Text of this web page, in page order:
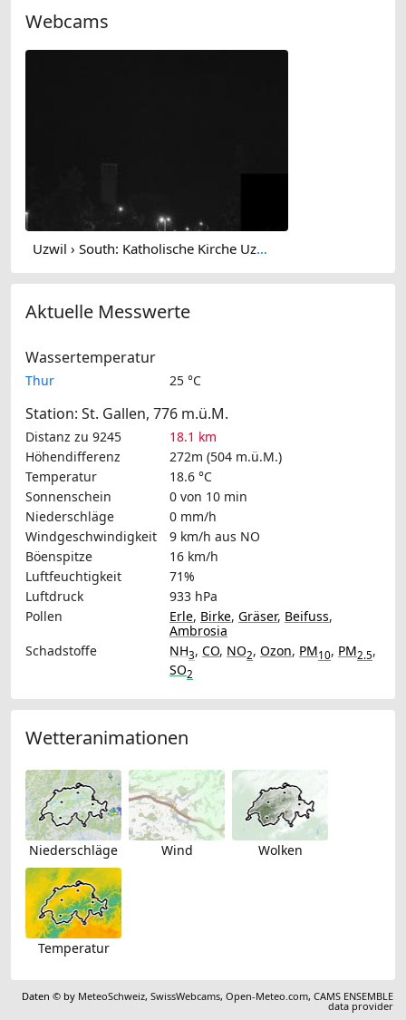
Webcams
Uzwil › South: Katholische Kirche Uzwil und Umgebung - Kath. Pfarramt Niederuzwil
Aktuelle Messwerte
Wassertemperatur
Thur 25 °C
Station: St. Gallen, 776 m.ü.M.
Distanz zu 9245
18.1 km
Höhendifferenz
272m (504 m.ü.M.)
Temperatur
18.6 °C
Sonnenschein
0 von 10 min
Niederschläge
0 mm/h
Windgeschwindigkeit
9 km/h aus NO
Böenspitze
16 km/h
Luftfeuchtigkeit
71%
Luftdruck
933 hPa
Pollen
Erle, Birke, Gräser, Beifuss,
Ambrosia
Schadstoffe
NH3, CO, NO2, Ozon, PM10, PM2.5,
SO2
Wetteranimationen
Niederschläge Wind Wolken
Temperatur
Daten © by MeteoSchweiz,SwissWebcams,Open-Meteo.com,CAMS ENSEMBLE
data provider